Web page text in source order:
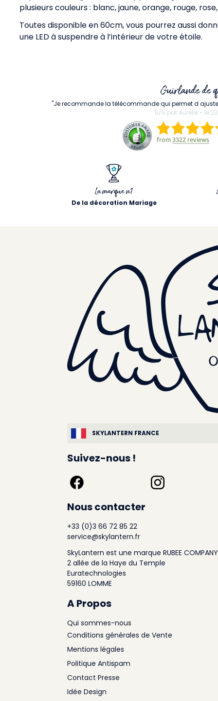
plusieurs couleurs : blanc, jaune, orange, rouge,
Toutes disponible en 60cm, vous pourrez aussi
une LED à suspendre à l’intérieur de votre étoile.
La marque n1
De la décoration Mariage
Guirlande de
"Je recommande la télécommande qui permet d
5/5 par Aurélie - le
from 3322 reviews
SKYLANTERN FRANCE
Suivez-nous !
Nous contacter
+33 (0)3 66 72 85 22
service@skylantern.fr
SkyLantern est une marque RUBEE COMPANY
2 allée de la Haye du Temple
Euratechnologies
59160 LOMME
A Propos
Qui sommes-nous
Conditions générales de Vente
Mentions légales
Politique Antispam
Contact Presse
Idée Design